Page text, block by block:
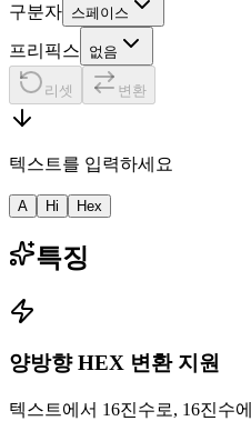
구분자 스페이스
프리픽스 없음
리셋 변환
텍스트를 입력하세요
A Hi Hex
특징
양방향 HEX 변환 지원
텍스트에서 16진수로, 16진수